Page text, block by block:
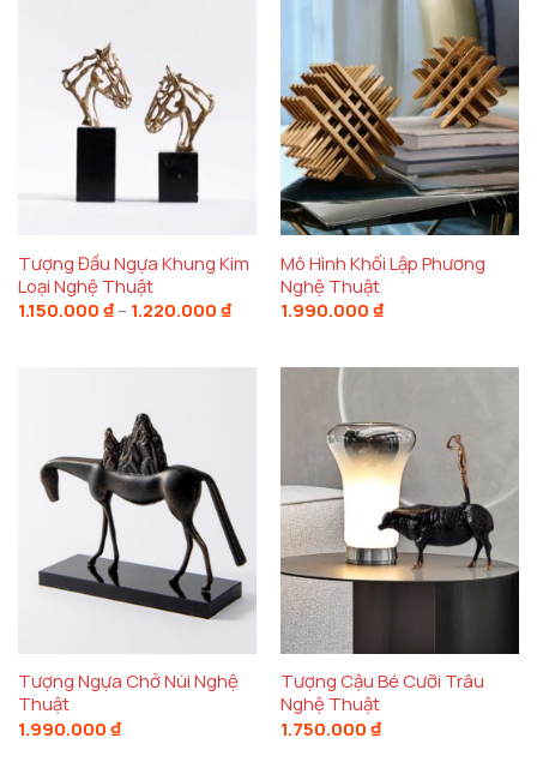
Tượng Đầu Ngựa Khung Kim
Loại Nghệ Thuật
1.150.000 ₫ – 1.220.000 ₫Khoảng
Mô Hình Khối Lập Phương
Nghệ Thuật
1.990.000 ₫
Tượng Ngựa Chở Núi Nghệ
Thuật
1.990.000 ₫
Tượng Cậu Bé Cưỡi Trâu
Nghệ Thuật
1.750.000 ₫